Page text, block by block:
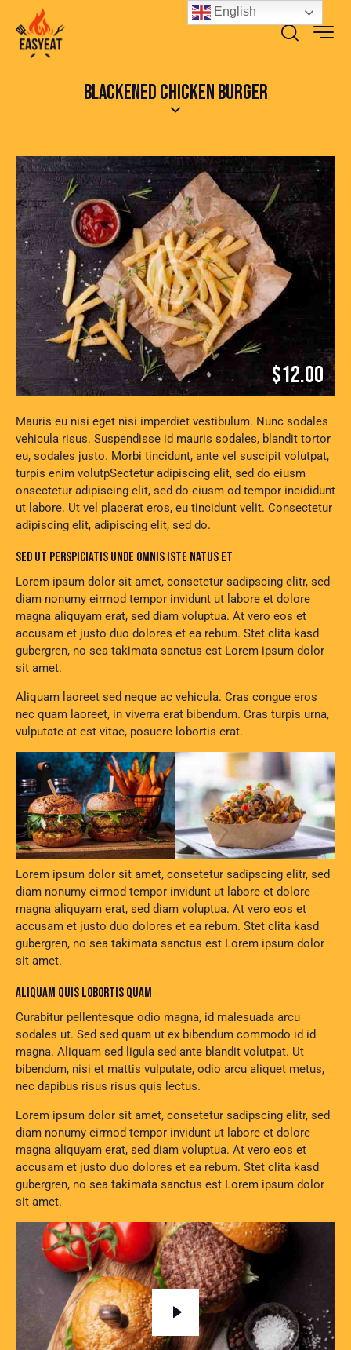
BLACKENED CHICKEN BURGER
$12.00
Mauris eu nisi eget nisi imperdiet vestibulum. Nunc sodales
vehicula risus. Suspendisse id mauris sodales, blandit tortor
eu, sodales justo. Morbi tincidunt, ante vel suscipit volutpat,
turpis enim volutpSectetur adipiscing elit, sed do eiusm
onsectetur adipiscing elit, sed do eiusm od tempor incididunt
ut labore. Ut vel placerat eros, eu tincidunt velit. Consectetur
adipiscing elit, adipiscing elit, sed do.
SED UT PERSPICIATIS UNDE OMNIS ISTE NATUS ET
Lorem ipsum dolor sit amet, consetetur sadipscing elitr, sed
diam nonumy eirmod tempor invidunt ut labore et dolore
magna aliquyam erat, sed diam voluptua. At vero eos et
accusam et justo duo dolores et ea rebum. Stet clita kasd
gubergren, no sea takimata sanctus est Lorem ipsum dolor
sit amet.
Aliquam laoreet sed neque ac vehicula. Cras congue eros
nec quam laoreet, in viverra erat bibendum. Cras turpis urna,
vulputate at est vitae, posuere lobortis erat.
Lorem ipsum dolor sit amet, consetetur sadipscing elitr, sed
diam nonumy eirmod tempor invidunt ut labore et dolore
magna aliquyam erat, sed diam voluptua. At vero eos et
accusam et justo duo dolores et ea rebum. Stet clita kasd
gubergren, no sea takimata sanctus est Lorem ipsum dolor
sit amet.
ALIQUAM QUIS LOBORTIS QUAM
Curabitur pellentesque odio magna, id malesuada arcu
sodales ut. Sed sed quam ut ex bibendum commodo id id
magna. Aliquam sed ligula sed ante blandit volutpat. Ut
bibendum, nisi et mattis vulputate, odio arcu aliquet metus,
nec dapibus risus risus quis lectus.
Lorem ipsum dolor sit amet, consetetur sadipscing elitr, sed
diam nonumy eirmod tempor invidunt ut labore et dolore
magna aliquyam erat, sed diam voluptua. At vero eos et
accusam et justo duo dolores et ea rebum. Stet clita kasd
gubergren, no sea takimata sanctus est Lorem ipsum dolor
sit amet.
English